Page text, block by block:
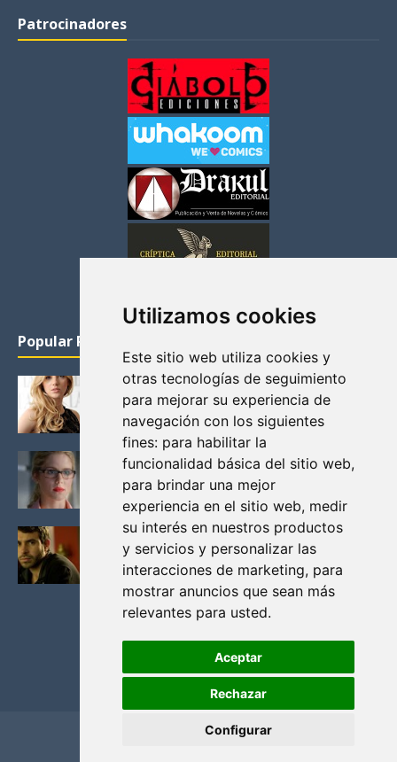
Utilizamos cookies
Este sitio web utiliza cookies y
otras tecnologías de seguimiento
para mejorar su experiencia de
navegación con los siguientes
fines: para habilitar la
funcionalidad básica del sitio web,
para brindar una mejor
experiencia en el sitio web, medir
su interés en nuestros productos
y servicios y personalizar las
interacciones de marketing, para
mostrar anuncios que sean más
relevantes para usted.
Aceptar
Rechazar
Configurar
Patrocinadores
Popular Posts
KATHERYN WINNICK: LA ACTRIZ MAS GUAPA DE
VIKINGOS
Junio 14, 2013
FELICITY (EMILY BETT RICKARDS), LAS FOTOS
MAS BONITAS DE LA ALIADA DE ARROW
Noviembre 30, 2013
BLACK MIRROR: TODA TU HISTORIA. EPISODIO 3.
LA CRITICA
Mayo 17, 2012
Privacidad y cookies
Contacto